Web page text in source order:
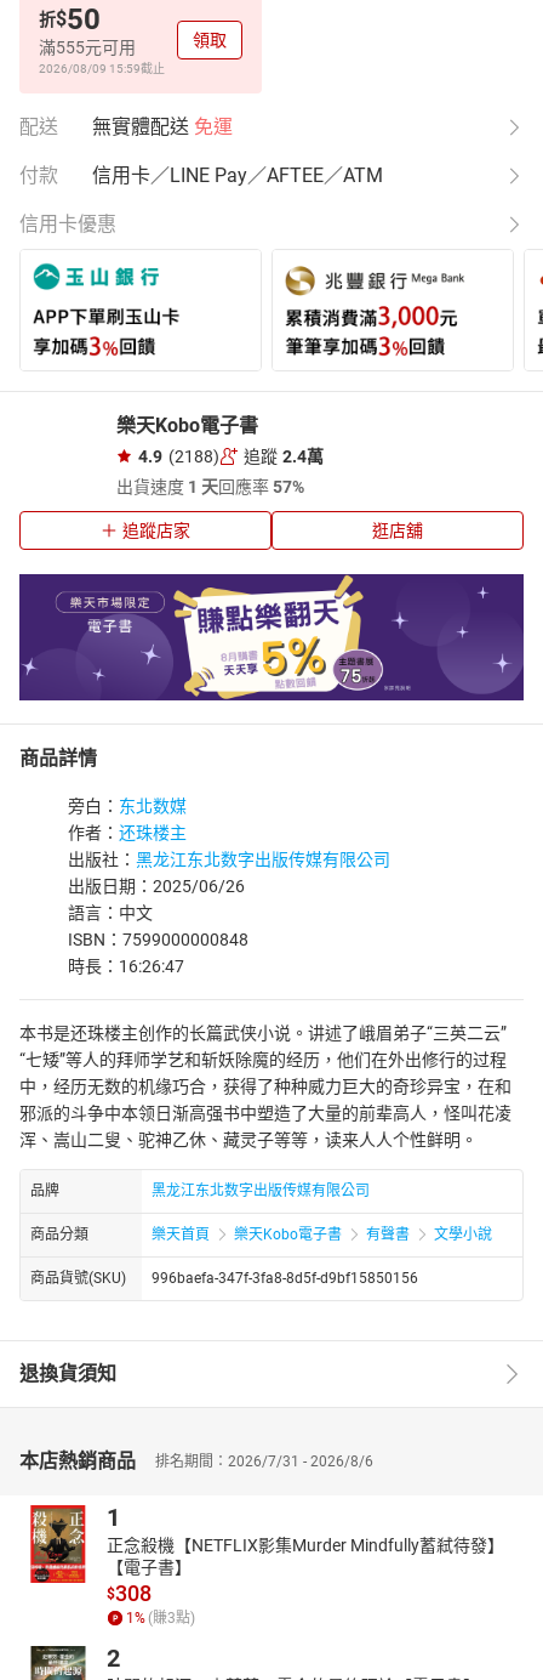
折$50
滿555元可用
2026/08/09 15:59截止
領取
配送 無實體配送 免運
付款 信用卡／LINE Pay／AFTEE／ATM
信用卡優惠
樂天Kobo電子書
4.9 (2188) 追蹤 2.4萬
出貨速度 1 天回應率57%
追蹤店家 逛店舖
商品詳情
旁白： 东北数媒
作者： 还珠楼主
出版社： 黑龙江东北数字出版传媒有限公司
出版日期：2025/06/26
語言：中文
ISBN：7599000000848
時長：16:26:47
本书是还珠楼主创作的长篇武侠小说。讲述了峨眉弟子“三英二云”
“七矮”等人的拜师学艺和斩妖除魔的经历，他们在外出修行的过程
中，经历无数的机缘巧合，获得了种种威力巨大的奇珍异宝，在和
邪派的斗争中本领日渐高强书中塑造了大量的前辈高人，怪叫花凌
浑、嵩山二叟、驼神乙休、藏灵子等等，读来人人个性鲜明。
品牌 黑龙江东北数字出版传媒有限公司
商品分類 樂天首頁 樂天Kobo電子書 有聲書 文學小說
商品貨號(SKU) 996baefa-347f-3fa8-8d5f-d9bf15850156
退換貨須知
本店熱銷商品 排名期間：2026/7/31 - 2026/8/6
1
正念殺機【NETFLIX影集Murder Mindfully蓄弒待發】
【電子書】
$308
1% (賺3點)
2